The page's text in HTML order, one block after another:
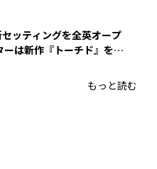
ッティングを全英オープ
ーは新作『トーチド』を投
もっと読む